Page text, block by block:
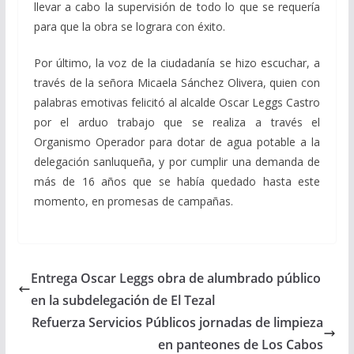
llevar a cabo la supervisión de todo lo que se requería
para que la obra se lograra con éxito.
Por último, la voz de la ciudadanía se hizo escuchar, a
través de la señora Micaela Sánchez Olivera, quien con
palabras emotivas felicitó al alcalde Oscar Leggs Castro
por el arduo trabajo que se realiza a través el
Organismo Operador para dotar de agua potable a la
delegación sanluqueña, y por cumplir una demanda de
más de 16 años que se había quedado hasta este
momento, en promesas de campañas.
Entrega Oscar Leggs obra de alumbrado público
en la subdelegación de El Tezal
Refuerza Servicios Públicos jornadas de limpieza
en panteones de Los Cabos